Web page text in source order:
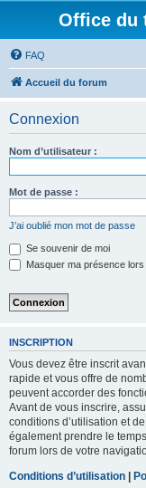
Office du
FAQ
Accueil du forum
Connexion
Nom d’utilisateur :
Mot de passe :
J’ai oublié mon mot de passe
Se souvenir de moi
Masquer ma présence
INSCRIPTION
Vous devez être inscrit
rapide et vous offre de
peuvent accorder des
Avant de vous inscrire,
conditions d’utilisation et
également prendre le
forum lors de votre
Conditions d’utilisation |